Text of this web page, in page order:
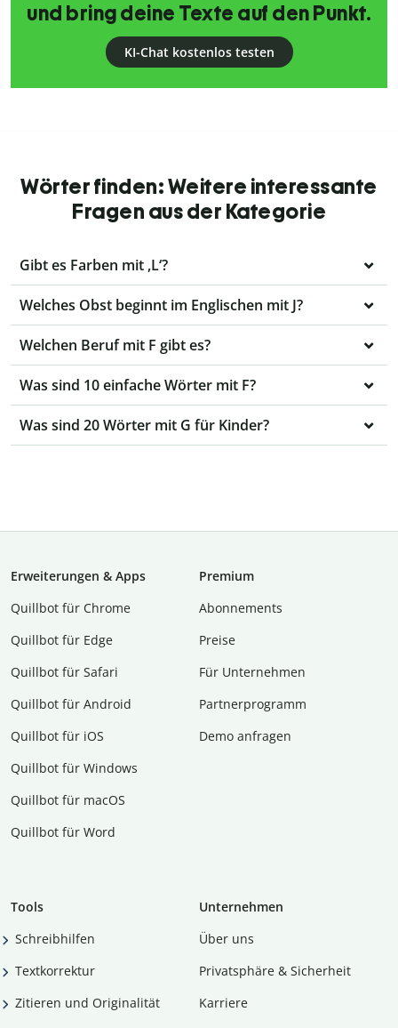
und bring deine Texte auf den Punkt.
KI-Chat kostenlos testen
Wörter finden: Weitere interessante
Fragen aus der Kategorie
Gibt es Farben mit ,L‘?
Welches Obst beginnt im Englischen mit J?
Welchen Beruf mit F gibt es?
Was sind 10 einfache Wörter mit F?
Was sind 20 Wörter mit G für Kinder?
Erweiterungen & Apps
Quillbot für Chrome
Quillbot für Edge
Quillbot für Safari
Quillbot für Android
Quillbot für iOS
Quillbot für Windows
Quillbot für macOS
Quillbot für Word
Premium
Abon­ne­ments
Preise
Für Unternehmen
Partnerprogramm
Demo anfragen
Tools
Schreibhilfen
Textkorrektur
Zitieren und Originalität
Unternehmen
Über uns
Privatsphäre & Sicherheit
Karriere